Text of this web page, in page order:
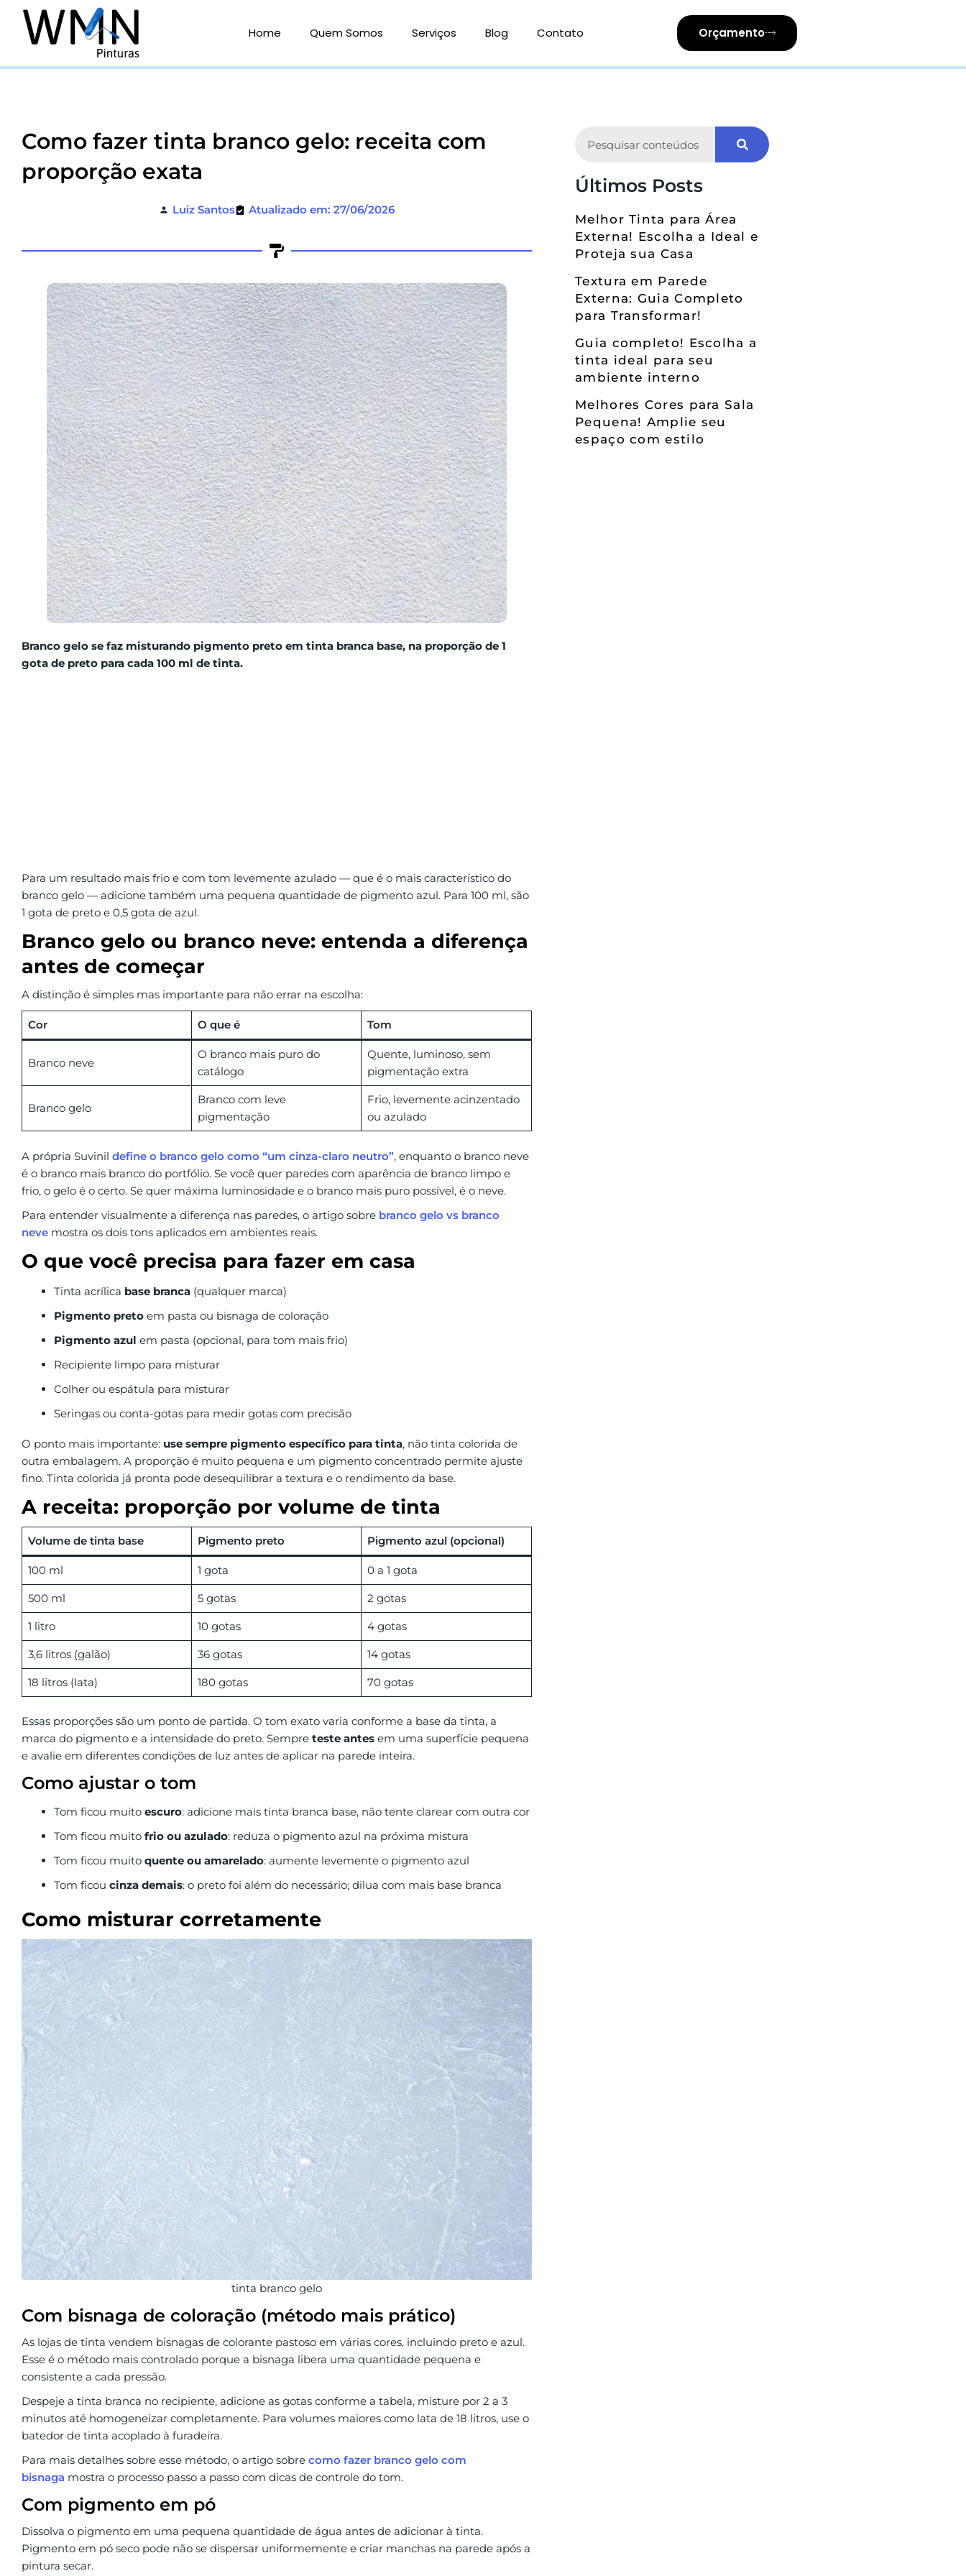
Home Quem Somos Serviços Blog Contato Orçamento
Como fazer tinta branco gelo: receita com
proporção exata
Luiz Santos Atualizado em: 27/06/2026
Branco gelo se faz misturando pigmento preto em tinta branca base, na proporção de 1
gota de preto para cada 100 ml de tinta.
Para um resultado mais frio e com tom levemente azulado — que é o mais característico do
branco gelo — adicione também uma pequena quantidade de pigmento azul. Para 100 ml, são
1 gota de preto e 0,5 gota de azul.
Branco gelo ou branco neve: entenda a diferença
antes de começar
A distinção é simples mas importante para não errar na escolha:
Cor O que é Tom
Branco neve
O branco mais puro do
catálogo
Quente, luminoso, sem
pigmentação extra
Branco gelo
Branco com leve
pigmentação
Frio, levemente acinzentado
ou azulado
A própria Suvinil define o branco gelo como “um cinza-claro neutro”, enquanto o branco neve
é o branco mais branco do portfólio. Se você quer paredes com aparência de branco limpo e
frio, o gelo é o certo. Se quer máxima luminosidade e o branco mais puro possível, é o neve.
Para entender visualmente a diferença nas paredes, o artigo sobre branco gelo vs branco
neve mostra os dois tons aplicados em ambientes reais.
O que você precisa para fazer em casa
Tinta acrílica base branca (qualquer marca)
Pigmento preto em pasta ou bisnaga de coloração
Pigmento azul em pasta (opcional, para tom mais frio)
Recipiente limpo para misturar
Colher ou espátula para misturar
Seringas ou conta-gotas para medir gotas com precisão
O ponto mais importante: use sempre pigmento específico para tinta, não tinta colorida de
outra embalagem. A proporção é muito pequena e um pigmento concentrado permite ajuste
fino. Tinta colorida já pronta pode desequilibrar a textura e o rendimento da base.
A receita: proporção por volume de tinta
Volume de tinta base Pigmento preto Pigmento azul (opcional)
100 ml 1 gota 0 a 1 gota
500 ml 5 gotas 2 gotas
1 litro 10 gotas 4 gotas
3,6 litros (galão) 36 gotas 14 gotas
18 litros (lata) 180 gotas 70 gotas
Essas proporções são um ponto de partida. O tom exato varia conforme a base da tinta, a
marca do pigmento e a intensidade do preto. Sempre teste antes em uma superfície pequena
e avalie em diferentes condições de luz antes de aplicar na parede inteira.
Como ajustar o tom
Tom ficou muito escuro: adicione mais tinta branca base, não tente clarear com outra cor
Tom ficou muito frio ou azulado: reduza o pigmento azul na próxima mistura
Tom ficou muito quente ou amarelado: aumente levemente o pigmento azul
Tom ficou cinza demais: o preto foi além do necessário; dilua com mais base branca
Como misturar corretamente
tinta branco gelo
Com bisnaga de coloração (método mais prático)
As lojas de tinta vendem bisnagas de colorante pastoso em várias cores, incluindo preto e azul.
Esse é o método mais controlado porque a bisnaga libera uma quantidade pequena e
consistente a cada pressão.
Despeje a tinta branca no recipiente, adicione as gotas conforme a tabela, misture por 2 a 3
minutos até homogeneizar completamente. Para volumes maiores como lata de 18 litros, use o
batedor de tinta acoplado à furadeira.
Para mais detalhes sobre esse método, o artigo sobre como fazer branco gelo com
bisnaga mostra o processo passo a passo com dicas de controle do tom.
Com pigmento em pó
Dissolva o pigmento em uma pequena quantidade de água antes de adicionar à tinta.
Pigmento em pó seco pode não se dispersar uniformemente e criar manchas na parede após a
pintura secar.
Últimos Posts
Melhor Tinta para Área
Externa! Escolha a Ideal e
Proteja sua Casa
Textura em Parede
Externa: Guia Completo
para Transformar!
Guia completo! Escolha a
tinta ideal para seu
ambiente interno
Melhores Cores para Sala
Pequena! Amplie seu
espaço com estilo